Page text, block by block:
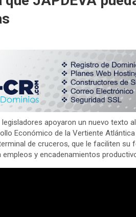
apoyaron un nuevo texto
Económico de la Vertiente
de cruceros, que le faciliten su
y encadenamientos